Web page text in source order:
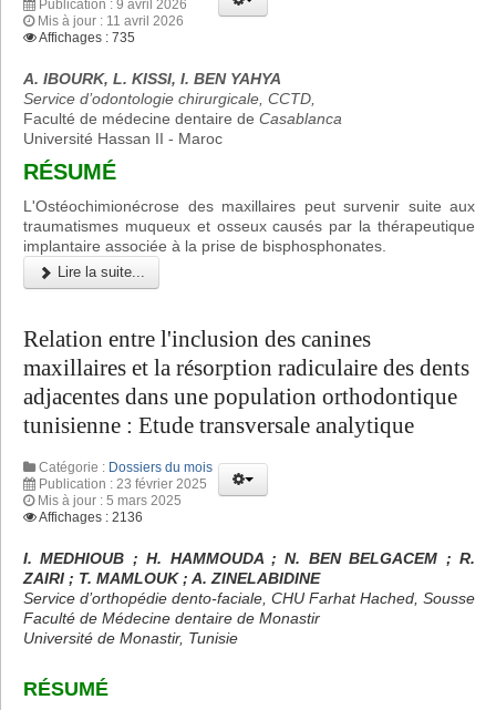
Publication : 9 avril 2026
Mis à jour : 11 avril 2026
Affichages : 735
A. IBOURK, L. KISSI, I. BEN YAHYA
Service d’odontologie chirurgicale, CCTD,
Faculté de médecine dentaire de Casablanca
Université Hassan II - Maroc
RÉSUMÉ
L'Ostéochimionécrose des maxillaires peut survenir suite aux
traumatismes muqueux et osseux causés par la thérapeutique
implantaire associée à la prise de bisphosphonates.
Lire la suite...
Relation entre l'inclusion des canines
maxillaires et la résorption radiculaire des dents
adjacentes dans une population orthodontique
tunisienne : Etude transversale analytique
Catégorie : Dossiers du mois
Publication : 23 février 2025
Mis à jour : 5 mars 2025
Affichages : 2136
I. MEDHIOUB ; H. HAMMOUDA ; N. BEN BELGACEM ; R.
ZAIRI ; T. MAMLOUK ; A. ZINELABIDINE
Service d’orthopédie dento-faciale, CHU Farhat Hached, Sousse
Faculté de Médecine dentaire de Monastir
Université de Monastir, Tunisie
RÉSUMÉ